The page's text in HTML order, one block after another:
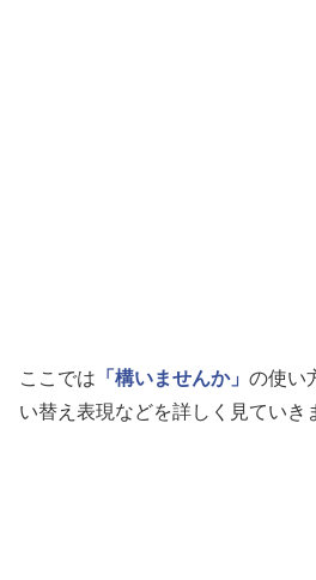
ここでは 「構いませんか」 の使い
い替え表現などを詳しく見ていき